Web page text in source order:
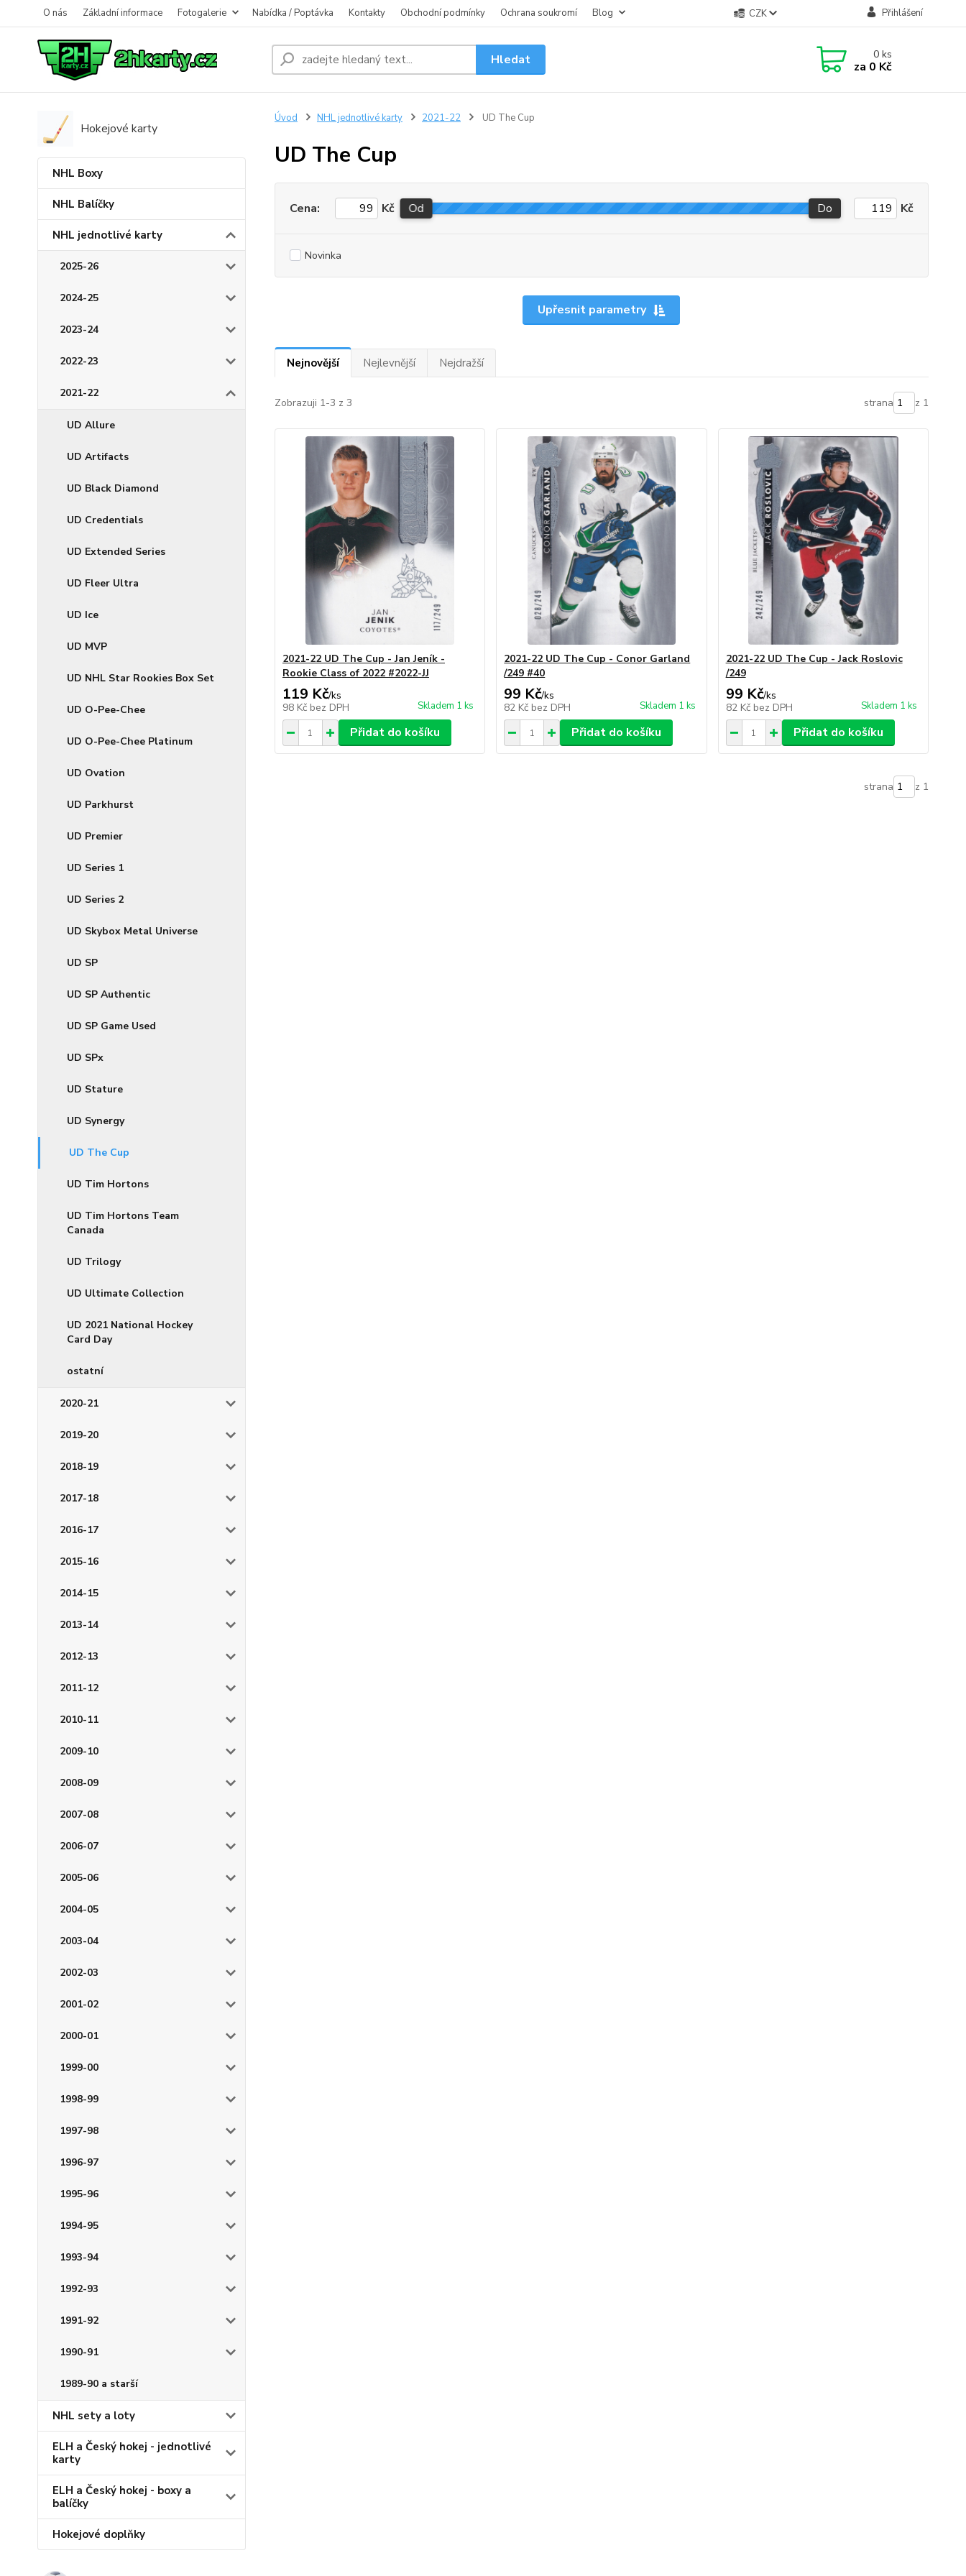
O nás Základní informace Fotogalerie Nabídka / Poptávka Kontakty Obchodní podmínky Ochrana soukromí Blog CZK Přihlášení
Hledat 0ks
za 0 Kč
Hokejové karty
NHL Boxy
NHL Balíčky
NHL jednotlivé karty
2025-26
2024-25
2023-24
2022-23
2021-22
UD Allure
UD Artifacts
UD Black Diamond
UD Credentials
UD Extended Series
UD Fleer Ultra
UD Ice
UD MVP
UD NHL Star Rookies Box Set
UD O-Pee-Chee
UD O-Pee-Chee Platinum
UD Ovation
UD Parkhurst
UD Premier
UD Series 1
UD Series 2
UD Skybox Metal Universe
UD SP
UD SP Authentic
UD SP Game Used
UD SPx
UD Stature
UD Synergy
UD The Cup
UD Tim Hortons
UD Tim Hortons Team
Canada
UD Trilogy
UD Ultimate Collection
UD 2021 National Hockey
Card Day
ostatní
2020-21
2019-20
2018-19
2017-18
2016-17
2015-16
2014-15
2013-14
2012-13
2011-12
2010-11
2009-10
2008-09
2007-08
2006-07
2005-06
2004-05
2003-04
2002-03
2001-02
2000-01
1999-00
1998-99
1997-98
1996-97
1995-96
1994-95
1993-94
1992-93
1991-92
1990-91
1989-90 a starší
NHL sety a loty
ELH a Český hokej - jednotlivé
karty
ELH a Český hokej - boxy a
balíčky
Hokejové doplňky
Úvod NHL jednotlivé karty 2021-22 UD The Cup
UD The Cup
Upřesnit parametry
Cena: Kč Od Do Kč
Novinka
Nejnovější Nejlevnější Nejdražší
Zobrazuji 1-3 z 3 strana z 1
2021-22 UD The Cup - Jan Jeník -
Rookie Class of 2022 #2022-JJ
119 Kč/ks
98 Kč bez DPH Skladem 1 ks
Přidat do košíku
2021-22 UD The Cup - Conor Garland
/249 #40
99 Kč/ks
82 Kč bez DPH Skladem 1 ks
Přidat do košíku
2021-22 UD The Cup - Jack Roslovic
/249
99 Kč/ks
82 Kč bez DPH Skladem 1 ks
Přidat do košíku
strana z 1